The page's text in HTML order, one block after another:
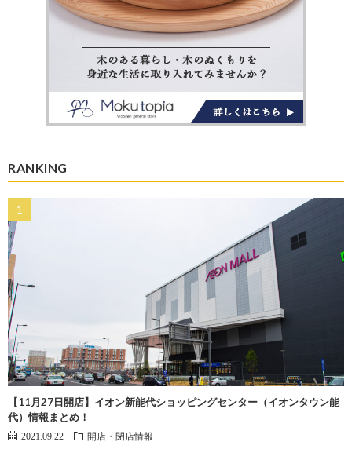
RANKING
【11月27日開店】イオン新能代ショッピングセンター（イオンタウン能
代）情報まとめ！
2021.09.22 開店・閉店情報